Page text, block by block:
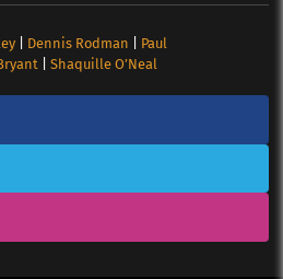
| Dennis Rodman
Paul
| Shaquille O’Neal